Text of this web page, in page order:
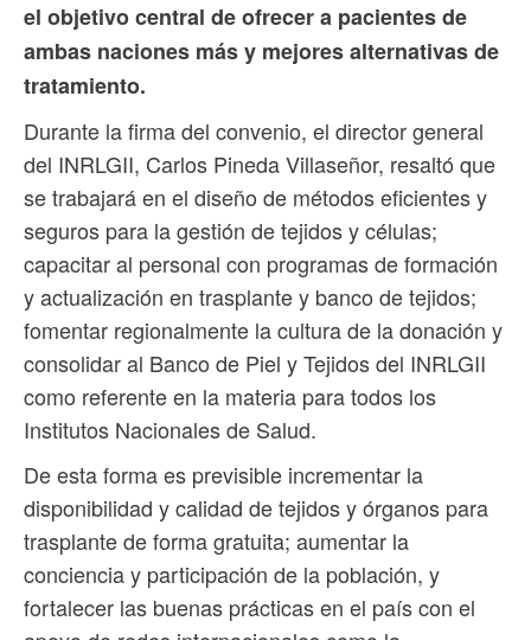
el objetivo central de ofrecer a pacientes de
ambas naciones más y mejores alternativas de
tratamiento.
Durante la firma del convenio, el director general
del INRLGII, Carlos Pineda Villaseñor, resaltó que
se trabajará en el diseño de métodos eficientes y
seguros para la gestión de tejidos y células;
capacitar al personal con programas de formación
y actualización en trasplante y banco de tejidos;
fomentar regionalmente la cultura de la donación y
consolidar al Banco de Piel y Tejidos del INRLGII
como referente en la materia para todos los
Institutos Nacionales de Salud.
De esta forma es previsible incrementar la
disponibilidad y calidad de tejidos y órganos para
trasplante de forma gratuita; aumentar la
conciencia y participación de la población, y
fortalecer las buenas prácticas en el país con el